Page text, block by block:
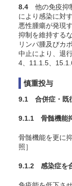
8.4 他の免疫抑
により感染に対
悪性腫瘍が発現
抑制を維持する
リンパ腫及びカ
中止により、退
4、11.1.5、
慎重投与
9.1 合併症・既
9.1.1 骨髄機能
骨髄機能を更に
照］
9.1.2 感染症を